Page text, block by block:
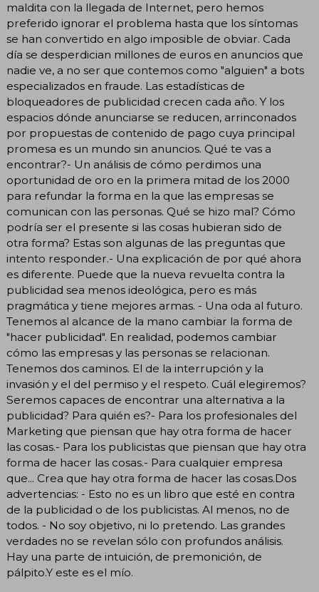
maldita con la llegada de Internet, pero hemos
preferido ignorar el problema hasta que los síntomas
se han convertido en algo imposible de obviar. Cada
día se desperdician millones de euros en anuncios que
nadie ve, a no ser que contemos como "alguien" a bots
especializados en fraude. Las estadísticas de
bloqueadores de publicidad crecen cada año. Y los
espacios dónde anunciarse se reducen, arrinconados
por propuestas de contenido de pago cuya principal
promesa es un mundo sin anuncios. Qué te vas a
encontrar?- Un análisis de cómo perdimos una
oportunidad de oro en la primera mitad de los 2000
para refundar la forma en la que las empresas se
comunican con las personas. Qué se hizo mal? Cómo
podría ser el presente si las cosas hubieran sido de
otra forma? Estas son algunas de las preguntas que
intento responder.- Una explicación de por qué ahora
es diferente. Puede que la nueva revuelta contra la
publicidad sea menos ideológica, pero es más
pragmática y tiene mejores armas. - Una oda al futuro.
Tenemos al alcance de la mano cambiar la forma de
"hacer publicidad". En realidad, podemos cambiar
cómo las empresas y las personas se relacionan.
Tenemos dos caminos. El de la interrupción y la
invasión y el del permiso y el respeto. Cuál elegiremos?
Seremos capaces de encontrar una alternativa a la
publicidad? Para quién es?- Para los profesionales del
Marketing que piensan que hay otra forma de hacer
las cosas.- Para los publicistas que piensan que hay otra
forma de hacer las cosas.- Para cualquier empresa
que... Crea que hay otra forma de hacer las cosas.Dos
advertencias: - Esto no es un libro que esté en contra
de la publicidad o de los publicistas. Al menos, no de
todos. - No soy objetivo, ni lo pretendo. Las grandes
verdades no se revelan sólo con profundos análisis.
Hay una parte de intuición, de premonición, de
pálpito.Y este es el mío.